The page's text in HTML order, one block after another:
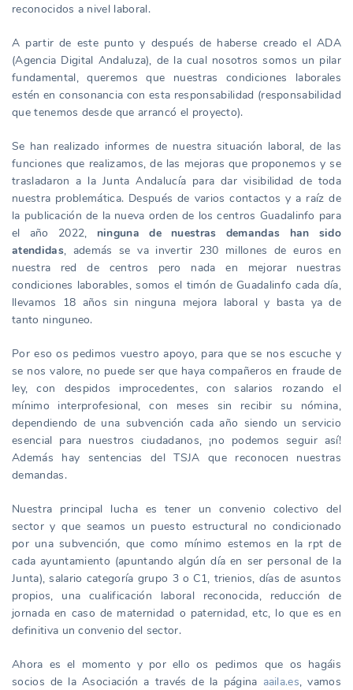
reconocidos a nivel laboral.
A partir de este punto y después de haberse creado el ADA
(Agencia Digital Andaluza), de la cual nosotros somos un pilar
fundamental, queremos que nuestras condiciones laborales
estén en consonancia con esta responsabilidad (responsabilidad
que tenemos desde que arrancó el proyecto).
Se han realizado informes de nuestra situación laboral, de las
funciones que realizamos, de las mejoras que proponemos y se
trasladaron a la Junta Andalucía para dar visibilidad de toda
nuestra problemática. Después de varios contactos y a raíz de
la publicación de la nueva orden de los centros Guadalinfo para
el año 2022, ninguna de nuestras demandas han sido
atendidas, además se va invertir 230 millones de euros en
nuestra red de centros pero nada en mejorar nuestras
condiciones laborables, somos el timón de Guadalinfo cada día,
llevamos 18 años sin ninguna mejora laboral y basta ya de
tanto ninguneo.
Por eso os pedimos vuestro apoyo, para que se nos escuche y
se nos valore, no puede ser que haya compañeros en fraude de
ley, con despidos improcedentes, con salarios rozando el
mínimo interprofesional, con meses sin recibir su nómina,
dependiendo de una subvención cada año siendo un servicio
esencial para nuestros ciudadanos, ¡no podemos seguir así!
Además hay sentencias del TSJA que reconocen nuestras
demandas.
Nuestra principal lucha es tener un convenio colectivo del
sector y que seamos un puesto estructural no condicionado
por una subvención, que como mínimo estemos en la rpt de
cada ayuntamiento (apuntando algún día en ser personal de la
Junta), salario categoría grupo 3 o C1, trienios, días de asuntos
propios, una cualificación laboral reconocida, reducción de
jornada en caso de maternidad o paternidad, etc, lo que es en
definitiva un convenio del sector.
Ahora es el momento y por ello os pedimos que os hagáis
socios de la Asociación a través de la página aaila.es, vamos